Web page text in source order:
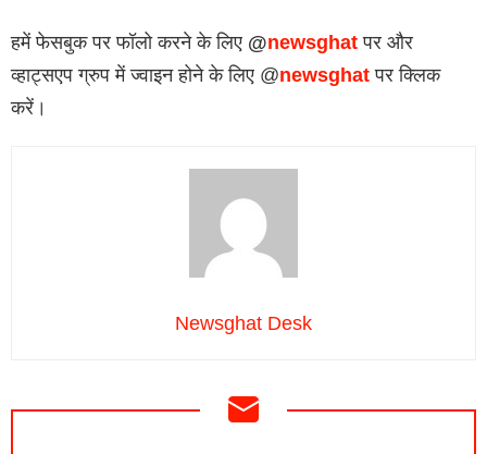
हमें फेसबुक पर फॉलो करने के लिए @newsghat पर और
व्हाट्सएप ग्रुप में ज्वाइन होने के लिए @newsghat पर क्लिक
करें।
Newsghat Desk